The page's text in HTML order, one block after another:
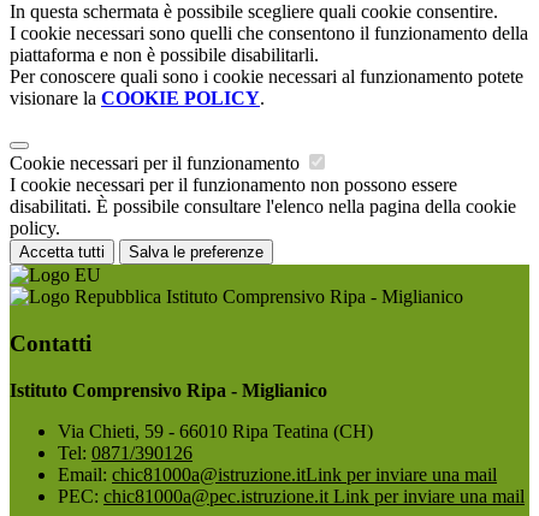
In questa schermata è possibile scegliere quali cookie consentire.
I cookie necessari sono quelli che consentono il funzionamento della
piattaforma e non è possibile disabilitarli.
Per conoscere quali sono i cookie necessari al funzionamento potete
visionare la COOKIE POLICY.
Cookie necessari per il funzionamento
I cookie necessari per il funzionamento non possono essere
disabilitati. È possibile consultare l'elenco nella pagina della cookie
policy.
Accetta tutti Salva le preferenze
Istituto Comprensivo Ripa - Miglianico
Contatti
Istituto Comprensivo Ripa - Miglianico
Via Chieti, 59 - 66010 Ripa Teatina (CH)
Tel: 0871/390126
Email: chic81000a@istruzione.itLink per inviare una mail
PEC: chic81000a@pec.istruzione.it Link per inviare una mail